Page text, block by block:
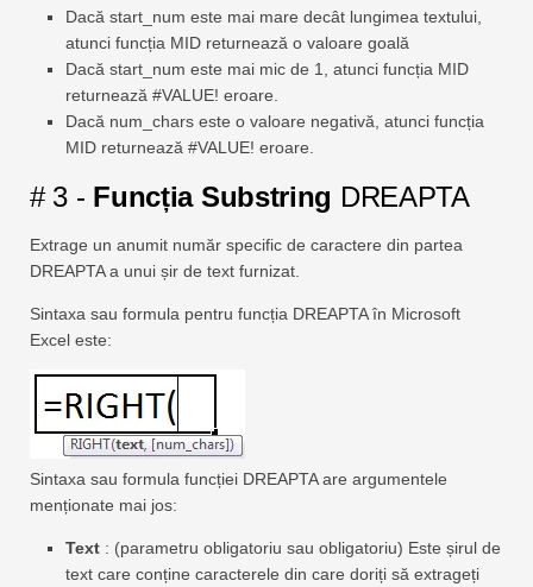
Dacă start_num este mai mare decât lungimea textului,
atunci funcția MID returnează o valoare goală
Dacă start_num este mai mic de 1, atunci funcția MID
returnează #VALUE! eroare.
Dacă num_chars este o valoare negativă, atunci funcția
MID returnează #VALUE! eroare.
# 3 - Funcția Substring DREAPTA
Extrage un anumit număr specific de caractere din partea
DREAPTA a unui șir de text furnizat.
Sintaxa sau formula pentru funcția DREAPTA în Microsoft
Excel este:
Sintaxa sau formula funcției DREAPTA are argumentele
menționate mai jos:
Text : (parametru obligatoriu sau obligatoriu) Este șirul de
text care conține caracterele din care doriți să extrageți